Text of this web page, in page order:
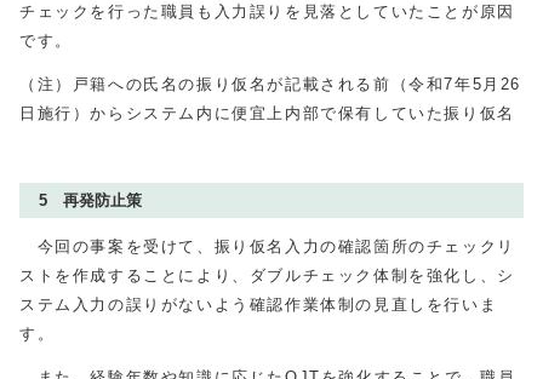
チェックを行った職員も入力誤りを見落としていたことが原因
です。
（注）戸籍への氏名の振り仮名が記載される前（令和7年5月26
日施行）からシステム内に便宜上内部で保有していた振り仮名
5 再発防止策
今回の事案を受けて、振り仮名入力の確認箇所のチェックリ
ストを作成することにより、ダブルチェック体制を強化し、シ
ステム入力の誤りがないよう確認作業体制の見直しを行いま
す。